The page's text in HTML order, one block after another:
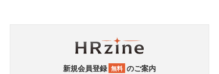
新規会員登録 無料 のご案内